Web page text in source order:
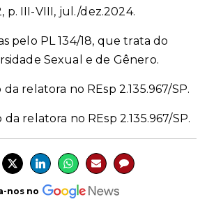
p. III-VIII, jul./dez.2024.
pelo PL 134/18, que trata do
Sexual e de Gênero.
relatora no REsp 2.135.967/SP.
relatora no REsp 2.135.967/SP.
nos no